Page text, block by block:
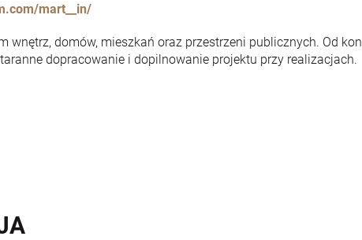
mart__in/
wnętrz, domów, mieszkań oraz przestrzeni publicznych. Od
dopracowanie i dopilnowanie projektu przy realizacjach.